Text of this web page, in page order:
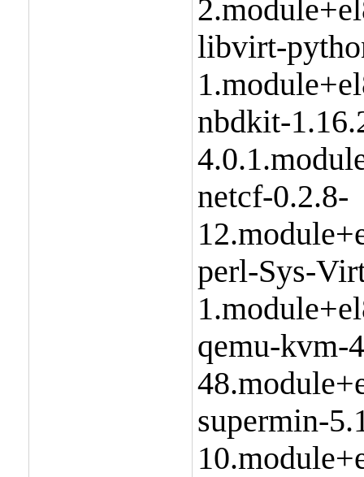
libvirt-
nbdkit-
netcf-0.2.8-
perl-Sys-
qemu-kvm-
supermin-